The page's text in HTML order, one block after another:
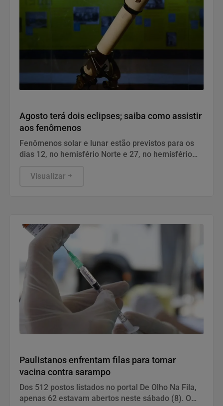
Agosto terá dois eclipses; saiba como assistir
aos fenômenos
Fenômenos solar e lunar estão previstos para os
dias 12, no hemisfério Norte e 27, no hemisfério
Visualizar
Paulistanos enfrentam filas para tomar
vacina contra sarampo
Dos 512 postos listados no portal De Olho Na Fila,
apenas 62 estavam abertos neste sábado (8). O